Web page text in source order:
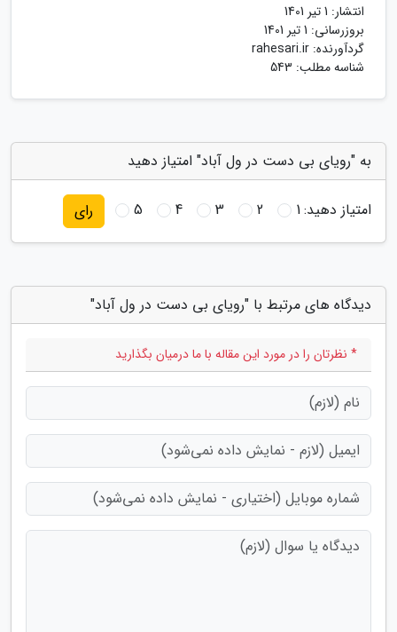
انتشار: 1 تیر 1401
بروزرسانی: 1 تیر 1401
گردآورنده: rahesari.ir
شناسه مطلب: 543
به "رویای بی دست در ول آباد" امتیاز دهید
امتیاز دهید:1
2
3
4
5 رای
دیدگاه های مرتبط با "رویای بی دست در ول آباد"
* نظرتان را در مورد این مقاله با ما درمیان بگذارید